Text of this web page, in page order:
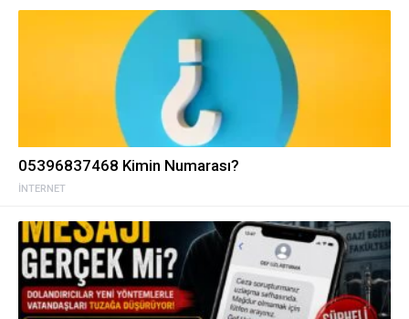
İNTERNET
05396837468 Kimin Numarası?